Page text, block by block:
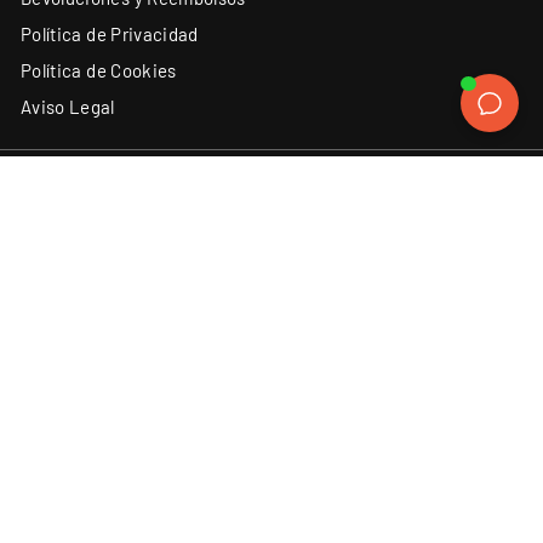
Política de Privacidad
Política de Cookies
Aviso Legal